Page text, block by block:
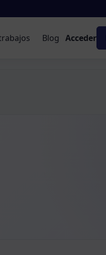
Blog Acceder